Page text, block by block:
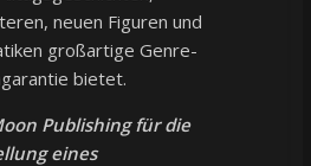
neuen Figuren und
großartige Genre-
bietet.
Publishing für die
eines